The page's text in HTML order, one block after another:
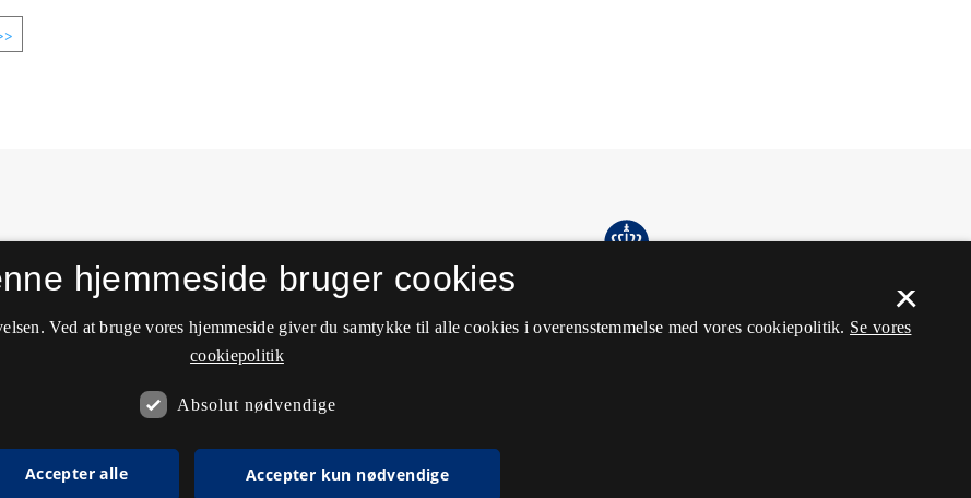
×
hjemmeside bruger cookies
Ved at bruge vores hjemmeside giver du samtykke til alle cookies i overensstemmelse med vores cookiepolitik. Se vores
cookiepolitik
Absolut nødvendige
Accepter alle Accepter kun nødvendige